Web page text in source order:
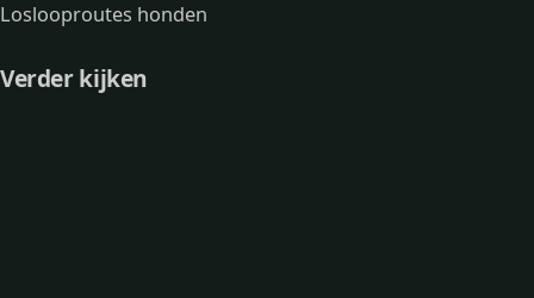
Loslooproutes honden
Verder kijken